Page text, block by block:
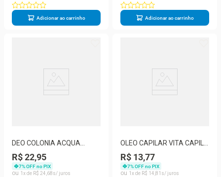
Adicionar ao carrinho Adicionar ao carrinho
DEO COLONIA ACQUA
ESSENCE VANILLA 250ML
R$ 22,95
7% OFF no PIX
1
R$ 24 68
OLEO CAPILAR VITA CAPILI
ABACATE 80ML - MURIEL
R$ 13,77
7% OFF no PIX
1
R$ 14 81